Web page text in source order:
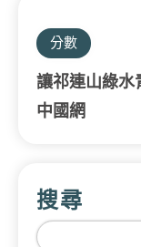
分數
讓祁連山綠水
中國網
搜尋